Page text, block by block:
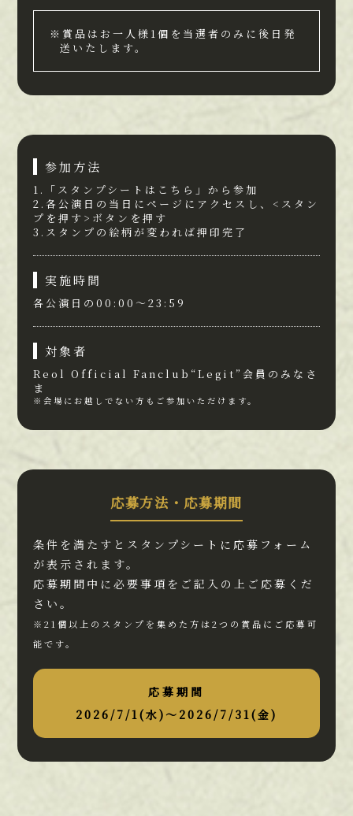
※賞品はお一人様1個を当選者のみに後日発
送いたします。
参加方法
1.「スタンプシートはこちら」から参加
2.各公演日の当日にページにアクセスし、<スタン
プを押す>ボタンを押す
3.スタンプの絵柄が変われば押印完了
実施時間
各公演日の00:00～23:59
対象者
Reol Official Fanclub“Legit”会員のみなさ
ま
※会場にお越しでない方もご参加いただけます。
応募方法・応募期間
条件を満たすとスタンプシートに応募フォーム
が表示されます。
応募期間中に必要事項をご記入の上ご応募くだ
さい。
※21個以上のスタンプを集めた方は2つの賞品にご応募可
能です。
応募期間
2026/7/1(水)～2026/7/31(金)